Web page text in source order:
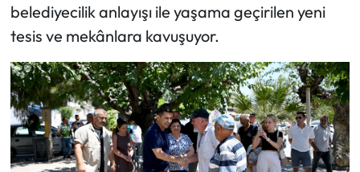
belediyecilik anlayışı ile yaşama geçirilen yeni
tesis ve mekânlara kavuşuyor.